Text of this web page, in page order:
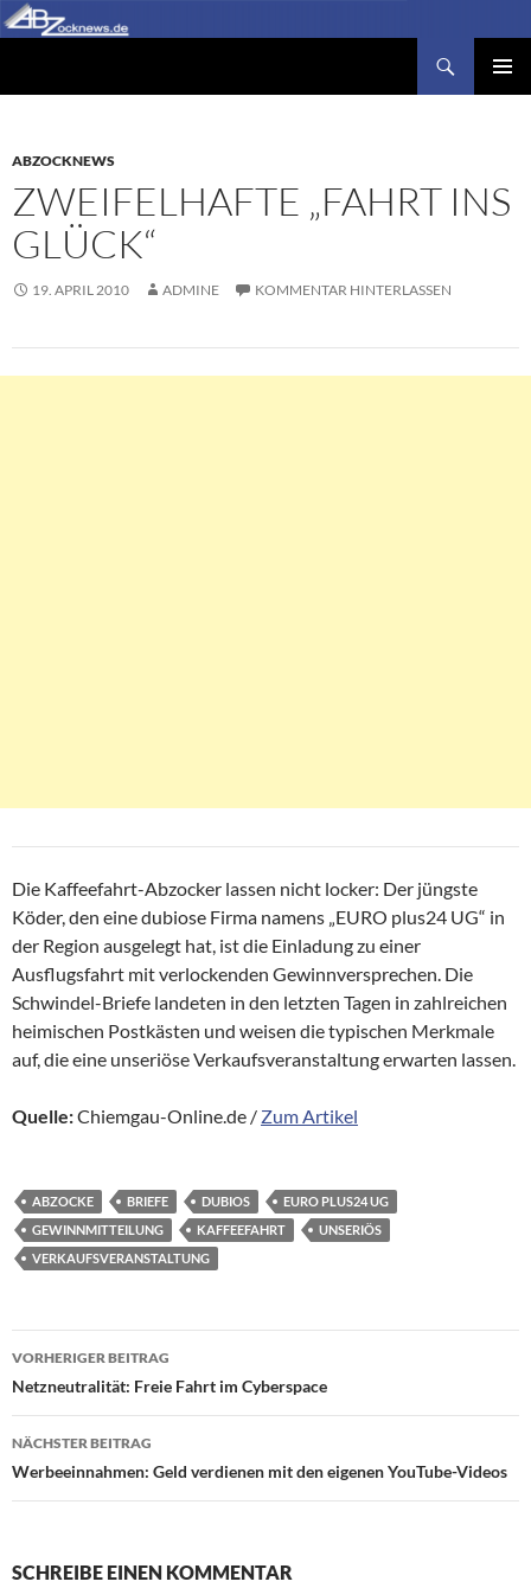
Zum
Inhalt
ABZOCKNEWS
ZWEIFELHAFTE „FAHRT INS
GLÜCK“
19. APRIL 2010 ADMINE KOMMENTAR HINTERLASSEN
Die Kaffeefahrt-Abzocker lassen nicht locker: Der jüngste
Köder, den eine dubiose Firma namens „EURO plus24 UG“ in
der Region ausgelegt hat, ist die Einladung zu einer
Ausflugsfahrt mit verlockenden Gewinnversprechen. Die
Schwindel-Briefe landeten in den letzten Tagen in zahlreichen
heimischen Postkästen und weisen die typischen Merkmale
auf, die eine unseriöse Verkaufsveranstaltung erwarten lassen.
Quelle:Chiemgau-Online.de / Zum Artikel
ABZOCKE BRIEFE DUBIOS
EURO PLUS24 UG
GEWINNMITTEILUNG
KAFFEEFAHRT
UNSERIÖS
VERKAUFSVERANSTALTUNG
Beitragsnavigation
VORHERIGER BEITRAG
Netzneutralität: Freie Fahrt im Cyberspace
NÄCHSTER BEITRAG
Werbeeinnahmen: Geld verdienen mit den eigenen YouTube-Videos
SCHREIBE EINEN KOMMENTAR